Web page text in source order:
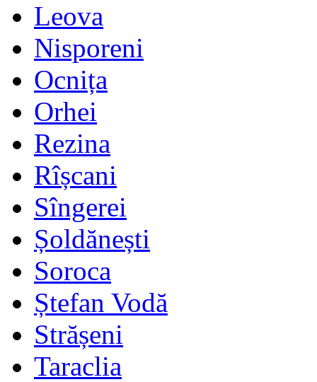
Leova
Nisporeni
Ocnița
Orhei
Rezina
Rîșcani
Sîngerei
Șoldănești
Soroca
Ștefan Vodă
Strășeni
Taraclia